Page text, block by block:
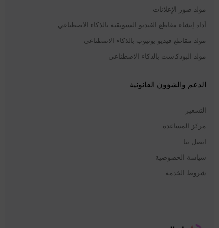
مولد صور الإعلانات
أداة إنشاء مقاطع الفيديو التسويقية بالذكاء الاصطناعي
مولد مقاطع فيديو يوتيوب بالذكاء الاصطناعي
مولد البودكاست بالذكاء الاصطناعي
الدعم والشؤون القانونية
التسعير
مركز المساعدة
اتصل بنا
سياسة الخصوصية
شروط الخدمة